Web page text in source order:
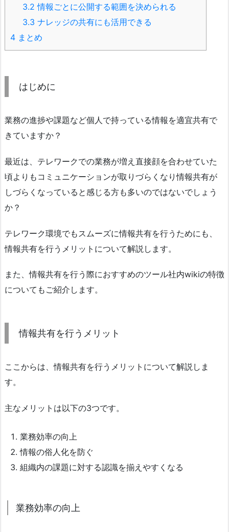
3.2 情報ごとに公開する範囲を決められる
3.3 ナレッジの共有にも活用できる
4 まとめ
はじめに
業務の進捗や課題など個人で持っている情報を適宜共有で
きていますか？
最近は、テレワークでの業務が増え直接顔を合わせていた
頃よりもコミュニケーションが取りづらくなり情報共有が
しづらくなっていると感じる方も多いのではないでしょう
か？
テレワーク環境でもスムーズに情報共有を行うためにも、
情報共有を行うメリットについて解説します。
また、情報共有を行う際におすすめのツール社内wikiの特徴
についてもご紹介します。
情報共有を行うメリット
ここからは、情報共有を行うメリットについて解説しま
す。
主なメリットは以下の3つです。
業務効率の向上
情報の俗人化を防ぐ
組織内の課題に対する認識を揃えやすくなる
業務効率の向上